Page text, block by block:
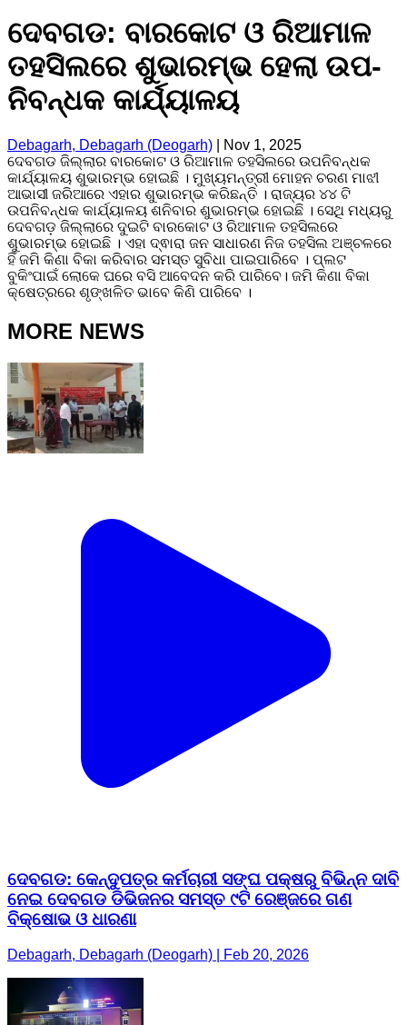
ଦେବଗଡ: ବାରକୋଟ ଓ ରିଆମାଳ
ତହସିଲରେ ଶୁଭାରମ୍ଭ ହେଲା ଉପ-
ନିବନ୍ଧକ କାର୍ଯ୍ୟାଳୟ
Debagarh, Debagarh (Deogarh)
Nov 1, 2025
ଦେବଗଡ ଜିଲ୍ଲାର ବାରକୋଟ ଓ ରିଆମାଳ ତହସିଲରେ ଉପନିବନ୍ଧକ
କାର୍ଯ୍ୟାଳୟ ଶୁଭାରମ୍ଭ ହୋଇଛି । ମୁଖ୍ୟମନ୍ତ୍ରୀ ମୋହନ ଚରଣ ମାଝୀ
ଆଭାସୀ ଜରିଆରେ ଏହାର ଶୁଭାରମ୍ଭ କରିଛନ୍ତି । ରାଜ୍ୟର ୪୪ ଟି
ଉପନିବନ୍ଧକ କାର୍ଯ୍ୟାଳୟ ଶନିବାର ଶୁଭାରମ୍ଭ ହୋଇଛି । ସେଥି ମଧ୍ୟରୁ
ଦେବଗଡ଼ ଜିଲ୍ଲାରେ ଦୁଇଟି ବାରକୋଟ ଓ ରିଆମାଳ ତହସିଲରେ
ଶୁଭାରମ୍ଭ ହୋଇଛି । ଏହା ଦ୍ଵାରା ଜନ ସାଧାରଣ ନିଜ ତହସିଲ ଅଞ୍ଚଳରେ
ହିଁ ଜମି କିଣା ବିକା କରିବାର ସମସ୍ତ ସୁବିଧା ପାଇପାରିବେ । ପ୍ଲଟ
ବୁକିଂପାଇଁ ଲୋକେ ଘରେ ବସି ଆବେଦନ କରି ପାରିବେ। ଜମି କିଣା ବିକା
କ୍ଷେତ୍ରରେ ଶୃଙ୍ଖଳିତ ଭାବେ କିଣି ପାରିବେ ।
MORE NEWS
ଦେବଗଡ: କେନ୍ଦୁପତ୍ର କର୍ମଚାରୀ ସଙ୍ଘ ପକ୍ଷରୁ ବିଭିନ୍ନ ଦାବି
ନେଇ ଦେବଗଡ ଡିଭିଜନର ସମସ୍ତ ୯ଟି ରେଞ୍ଜରେ ଗଣ
ବିକ୍ଷୋଭ ଓ ଧାରଣା
Debagarh, Debagarh (Deogarh) | Feb 20, 2026